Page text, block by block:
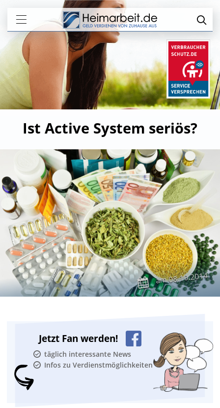
Ist Active System seriös?
am08.10.2014
Jetzt Fan werden!
täglich interessante News
Infos zu Verdienstmöglichkeiten